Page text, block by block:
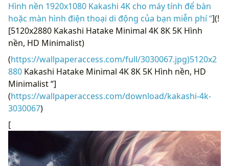
Hình nền 1920x1080 Kakashi 4K cho máy tính để bàn
hoặc màn hình điện thoại di động của bạn miễn phí “](!
[5120x2880 Kakashi Hatake Minimal 4K 8K 5K Hình
nền, HD Minimalist)
(https://wallpaperaccess.com/full/3030067.jpg)5120x2
880 Kakashi Hatake Minimal 4K 8K 5K Hình nền, HD
Minimalist “]
(https://wallpaperaccess.com/download/kakashi-4k-
3030067)
[